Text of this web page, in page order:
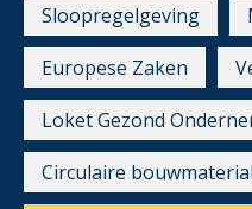
Sloopregelgeving
Europese Zaken
Loket Gezond
Circulaire